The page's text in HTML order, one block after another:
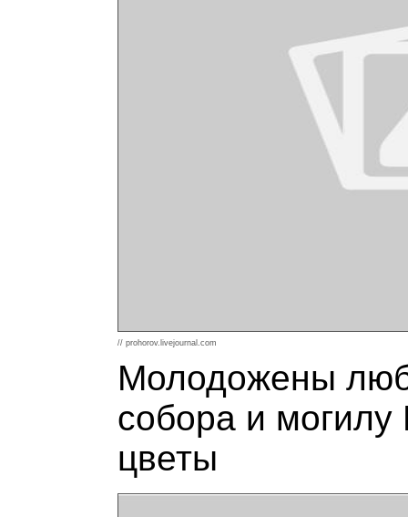
// prohorov.livejournal.com
Молодожены
собора и могилу
цветы